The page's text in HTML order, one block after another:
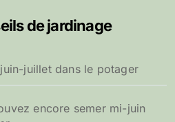
de jardinage
juillet dans le potager
encore semer mi-juin